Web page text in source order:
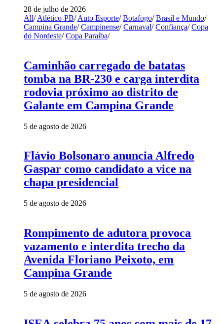
28 de julho de 2026
All/ Atlético-PB/ Auto Esporte/ Botafogo/ Brasil e Mundo/
Campina Grande/ Campinense/ Carnaval/ Confiança/ Copa
do Nordeste/ Copa Paraíba/
Caminhão carregado de batatas
tomba na BR-230 e carga interdita
rodovia próximo ao distrito de
Galante em Campina Grande
5 de agosto de 2026
Flávio Bolsonaro anuncia Alfredo
Gaspar como candidato a vice na
chapa presidencial
5 de agosto de 2026
Rompimento de adutora provoca
vazamento e interdita trecho da
Avenida Floriano Peixoto, em
Campina Grande
5 de agosto de 2026